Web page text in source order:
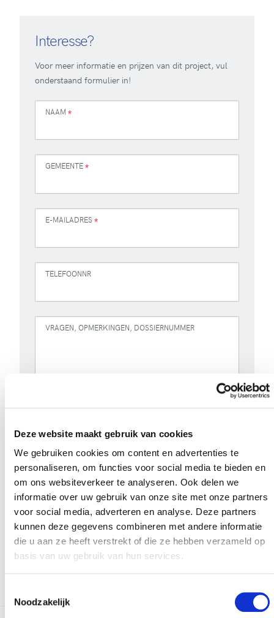
Deze website maakt gebruik van cookies
We gebruiken cookies om content en advertenties te
personaliseren, om functies voor social media te bieden en
om ons websiteverkeer te analyseren. Ook delen we
informatie over uw gebruik van onze site met onze partners
voor social media, adverteren en analyse. Deze partners
kunnen deze gegevens combineren met andere informatie
die u aan ze heeft verstrekt of die ze hebben verzameld op
basis van uw gebruik van hun services.
Noodzakelijk
Interesse?
Voor meer informatie en prijzen van dit project, vul
onderstaand formulier in!
NAAM *
GEMEENTE*
E-MAILADRES *
TELEFOONNR
VRAGEN, OPMERKINGEN, DOSSIERNUMMER
Versturen
Bij het invullen van dit formulier gebruiken we je
gegevens enkel om gevolg te geven aan je vraag of
opmerking. Bekijk ons volledig
privacybeleid